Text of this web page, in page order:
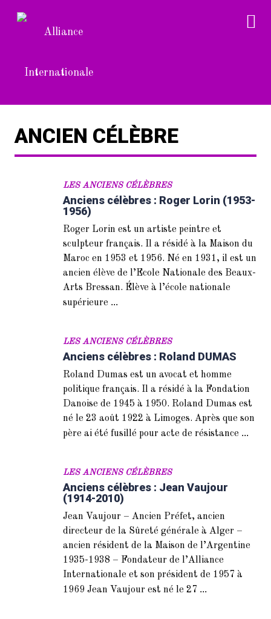
ANCIEN CÉLÈBRE
LES ANCIENS CÉLÈBRES
Anciens célèbres : Roger Lorin (1953-
1956)
Roger Lorin est un artiste peintre et
sculpteur français. Il a résidé à la Maison du
Maroc en 1953 et 1956. Né en 1931, il est un
ancien élève de l’Ecole Nationale des Beaux-
Arts Bressan. Élève à l’école nationale
supérieure ...
LES ANCIENS CÉLÈBRES
Anciens célèbres : Roland DUMAS
Roland Dumas est un avocat et homme
politique français. Il a résidé à la Fondation
Danoise de 1945 à 1950. Roland Dumas est
né le 23 août 1922 à Limoges. Après que son
père ai été fusillé pour acte de résistance ...
LES ANCIENS CÉLÈBRES
Anciens célèbres : Jean Vaujour
(1914-2010)
Jean Vaujour – Ancien Préfet, ancien
directeur de la Sûreté générale à Alger –
ancien résident de la Maison de l’Argentine
1935-1938 – Fondateur de l’Alliance
Internationale et son président de 1957 à
1969 Jean Vaujour est né le 27 ...